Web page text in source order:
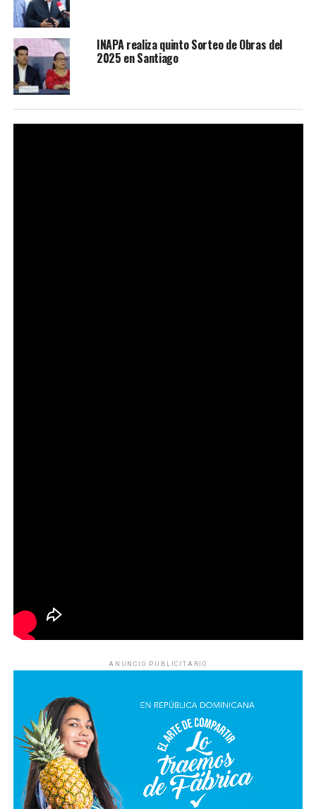
INAPA realiza quinto Sorteo de Obras del
2025 en Santiago
ANUNCIO PUBLICITARIO